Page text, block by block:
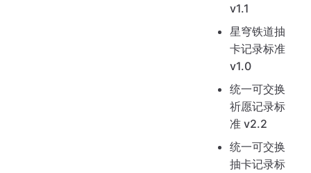
v1.1
星穹铁道抽
卡记录标准
v1.0
统一可交换
祈愿记录标
准 v2.2
统一可交换
抽卡记录标